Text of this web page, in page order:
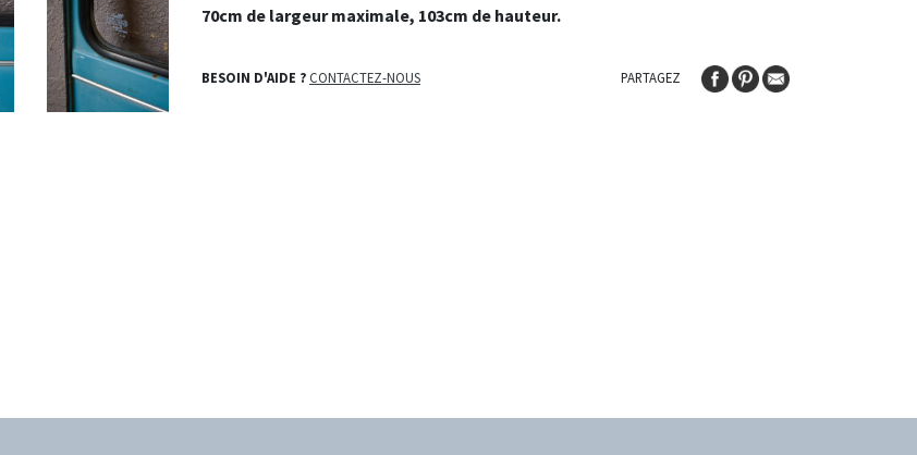
70cm de largeur maximale, 103cm de hauteur.
BESOIN D'AIDE ?CONTACTEZ-NOUS PARTAGEZ